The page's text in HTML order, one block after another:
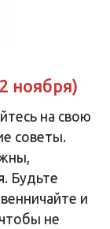
ноября)
на свою
советы.
Будьте
и
не